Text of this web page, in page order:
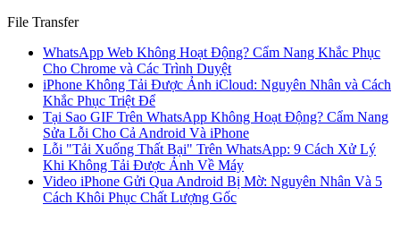
File Transfer
WhatsApp Web Không Hoạt Động? Cẩm Nang Khắc Phục
Cho Chrome và Các Trình Duyệt
iPhone Không Tải Được Ảnh iCloud: Nguyên Nhân và Cách
Khắc Phục Triệt Để
Tại Sao GIF Trên WhatsApp Không Hoạt Động? Cẩm Nang
Sửa Lỗi Cho Cả Android Và iPhone
Lỗi "Tải Xuống Thất Bại" Trên WhatsApp: 9 Cách Xử Lý
Khi Không Tải Được Ảnh Về Máy
Video iPhone Gửi Qua Android Bị Mờ: Nguyên Nhân Và 5
Cách Khôi Phục Chất Lượng Gốc